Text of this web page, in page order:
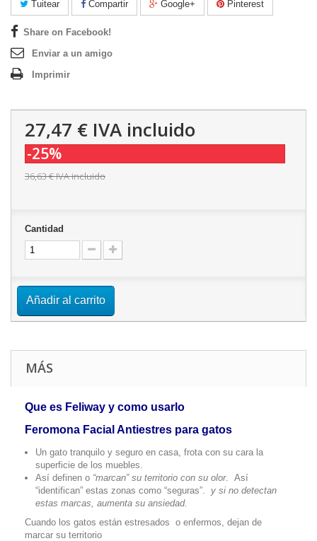
Tuitear Compartir Google+ Pinterest
Share on Facebook!
Enviar a un amigo
Imprimir
27,47 € IVA incluido
-25%
36,63 €IVA incluido
Cantidad
Añadir al carrito
MÁS
Que es Feliway y como usarlo
Feromona Facial Antiestres para gatos
Un gato tranquilo y seguro en casa, frota con su cara la
superficie de los muebles.
Así definen o “marcan” su territorio con su olor. Así
“identifican” estas zonas como “seguras”. y si no detectan
estas marcas, aumenta su ansiedad.
Cuando los gatos están estresados o enfermos, dejan de
marcar su territorio